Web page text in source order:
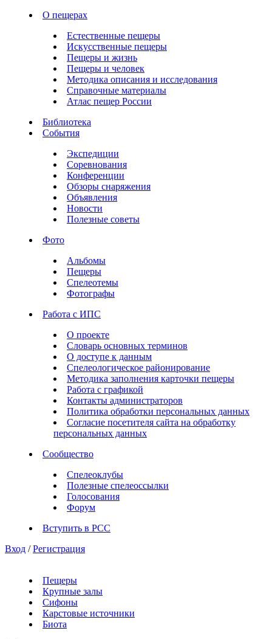
О пещерах
Естественные пещеры
Искусственные пещеры
Пещеры и жизнь
Пещеры и человек
Методика описания и исследования
Справочные материалы
Атлас пещер России
Библиотека
События
Экспедиции
Соревнования
Конференции
Обзоры снаряжения
Объявления
Новости
Полезные советы
Фото
Альбомы
Пещеры
Спелеотемы
Фотографы
Работа с ИПС
О проекте
Словарь основных терминов
О доступе к данным
Спелеологическое районирование
Методика заполнения карточки пещеры
Работа с графикой
Контакты администраторов
Политика обработки персональных данных
Согласие посетителя сайта на обработку
персональных данных
Сообщество
Спелеоклубы
Полезные спелеоссылки
Голосования
Форум
Вступить в РСС
Вход / Регистрация
Пещеры
Крупные залы
Сифоны
Карстовые источники
Биота